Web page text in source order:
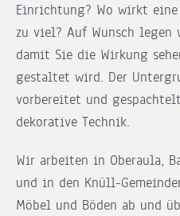
Einrichtung? Wo wirkt
zu viel? Auf Wunsch
damit Sie die Wirkung
gestaltet wird. Der
vorbereitet und
dekorative Technik.
Wir arbeiten in Oberaula,
und in den Knüll-
Möbel und Böden ab und